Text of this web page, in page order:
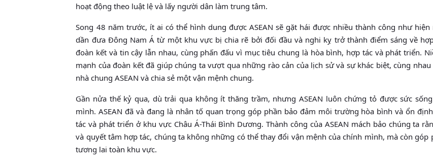
hoạt động theo luật lệ và lấy người dân làm trung tâm.
Song 48 năm trước, ít ai có thể hình dung được ASEAN sẽ gặt hái được nhiều thành công như hiện
dần đưa Đông Nam Á từ một khu vực bị chia rẽ bởi đối đầu và nghi kỵ trở thành điểm sáng về
đoàn kết và tin cậy lẫn nhau, cùng phấn đấu vì mục tiêu chung là hòa bình, hợp tác và phát triển.
mạnh của đoàn kết đã giúp chúng ta vượt qua những rào cản của lịch sử và sự khác biệt, cùng
nhà chung ASEAN và chia sẻ một vận mệnh chung.
Gần nửa thế kỷ qua, dù trải qua không ít thăng trầm, nhưng ASEAN luôn chứng tỏ được sức
mình. ASEAN đã và đang là nhân tố quan trọng góp phần bảo đảm môi trường hòa bình và ổn
tác và phát triển ở khu vực Châu Á-Thái Bình Dương. Thành công của ASEAN mách bảo chúng ta
và quyết tâm hợp tác, chúng ta không những có thể thay đổi vận mệnh của chính mình, mà còn góp
tương lai toàn khu vực.